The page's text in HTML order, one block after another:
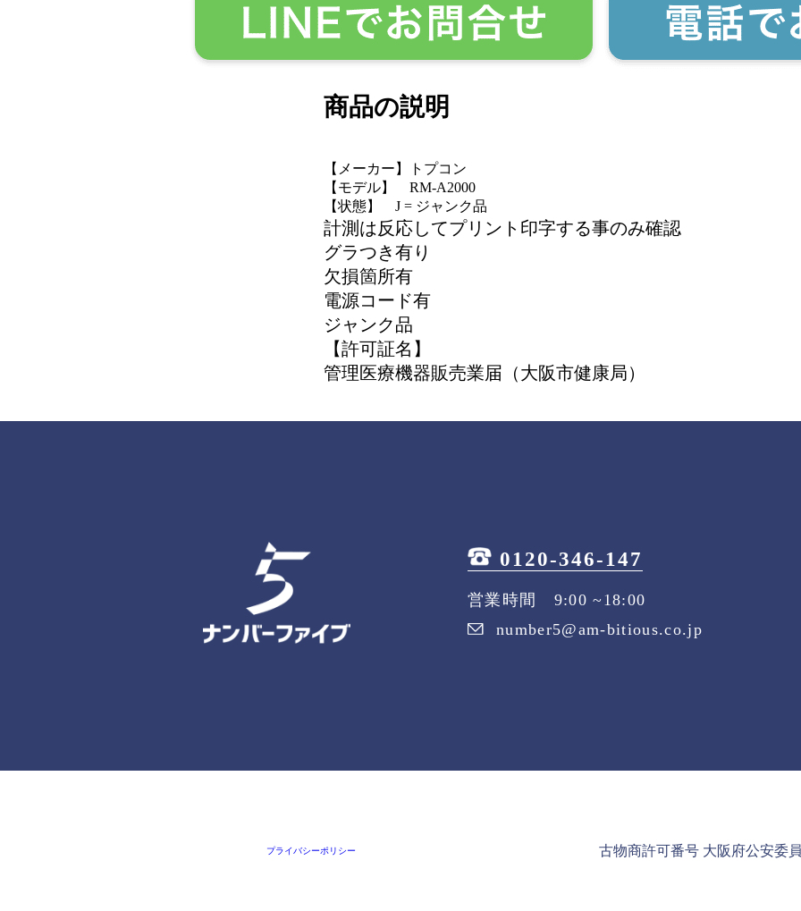
商品の説明
【メーカー】トプコン
【モデル】 RM-A2000
【状態】 J = ジャンク品
計測は反応してプリント印字する事のみ確認
グラつき有り
欠損箇所有
電源コード有
ジャンク品
【許可証名】
管理医療機器販売業届（大阪市健康局）
0120-346-147
営業時間 9:00 ~18:00
number5@am-bitious.co.jp
プライバシーポリシー 古物商許可番号 大阪府公安委